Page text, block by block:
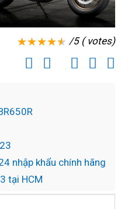
/5 ( votes)
nhập khẩu chính hãng
tại HCM